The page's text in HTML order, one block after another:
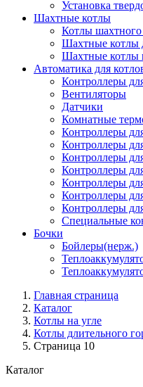
Установка
Шахтные котлы
Котлы шахтного
Шахтные котлы
Шахтные котлы
Автоматика для
Контроллеры
Вентиляторы
Датчики
Комнатные
Контроллеры
Контроллеры
Контроллеры
Контроллеры
Контроллеры
Контроллеры
Контроллеры
Специальные
Бочки
Бойлеры(нерж.)
Главная страница
Каталог
Котлы на угле
Котлы длительного
Страница 10
Каталог